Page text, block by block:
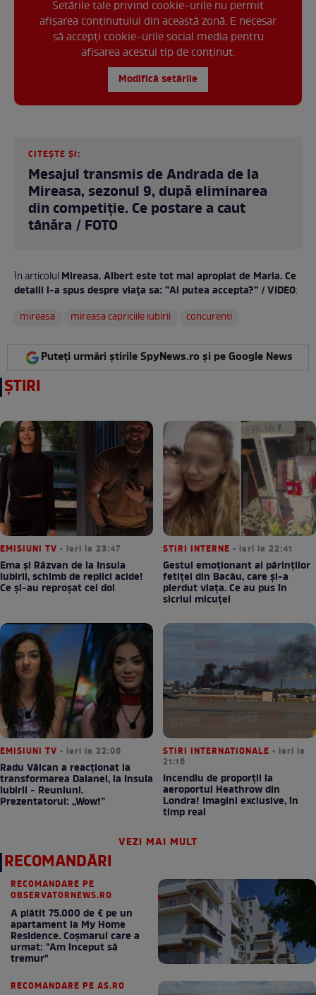
Setările tale privind cookie-urile nu permit
afișarea conținutului din această zonă. E necesar
să accepți cookie-urile social media pentru
afisarea acestui tip de conținut.
Modifică setările
CITEȘTE ȘI:
Mesajul transmis de Andrada de la
Mireasa, sezonul 9, după eliminarea
din competiție. Ce postare a caut
tânăra / FOTO
În articolulMireasa. Albert este tot mai apropiat de Maria. Ce
detalii i-a spus despre viața sa: ”Ai putea accepta?” / VIDEO:
mireasa
mireasa capriciile iubirii concurenti
Puteți urmări știrile SpyNews.ro și pe Google News
ȘTIRI
EMISIUNI TV • ieri la 23:47
Ema și Răzvan de la Insula
Iubirii, schimb de replici acide!
Ce și-au reproșat cei doi
STIRI INTERNE • ieri la 22:41
Gestul emoționant al părinților
fetiței din Bacău, care și-a
pierdut viața. Ce au pus în
sicriul micuței
EMISIUNI TV • ieri la 22:06
Radu Vâlcan a reacționat la
transformarea Daianei, la Insula
Iubirii - Reuniuni.
Prezentatorul: „Wow!”
STIRI INTERNATIONALE • ieri la
21:16
Incendiu de proporții la
aeroportul Heathrow din
Londra! Imagini exclusive, în
timp real
VEZI MAI MULT
RECOMANDĂRI
RECOMANDARE PE
OBSERVATORNEWS.RO
A plătit 75.000 de € pe un
apartament la My Home
Residence. Coşmarul care a
urmat: "Am început să
tremur"
RECOMANDARE PE AS.RO